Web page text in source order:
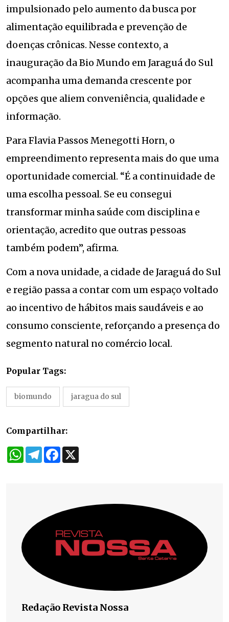
impulsionado pelo aumento da busca por
alimentação equilibrada e prevenção de
doenças crônicas. Nesse contexto, a
inauguração da Bio Mundo em Jaraguá do Sul
acompanha uma demanda crescente por
opções que aliem conveniência, qualidade e
informação.
Para Flavia Passos Menegotti Horn, o
empreendimento representa mais do que uma
oportunidade comercial. “É a continuidade de
uma escolha pessoal. Se eu consegui
transformar minha saúde com disciplina e
orientação, acredito que outras pessoas
também podem”, afirma.
Com a nova unidade, a cidade de Jaraguá do Sul
e região passa a contar com um espaço voltado
ao incentivo de hábitos mais saudáveis e ao
consumo consciente, reforçando a presença do
segmento natural no comércio local.
Popular Tags:
biomundo jaragua do sul
Compartilhar:
WhatsApp
TelegramFacebook
Redação Revista Nossa